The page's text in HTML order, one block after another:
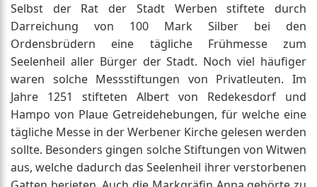
Selbst der Rat der Stadt Werben stiftete durch
Darreichung von 100 Mark Silber bei den
Ordensbrüdern eine tägliche Frühmesse zum
Seelenheil aller Bürger der Stadt. Noch viel häufiger
waren solche Messstiftungen von Privatleuten. Im
Jahre 1251 stifteten Albert von Redekesdorf und
Hampo von Plaue Getreidehebungen, für welche eine
tägliche Messe in der Werbener Kirche gelesen werden
sollte. Besonders gingen solche Stiftungen von Witwen
aus, welche dadurch das Seelenheil ihrer verstorbenen